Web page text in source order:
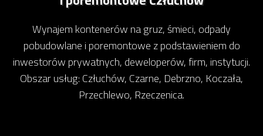
Wynajem kontenerów na gruz, śmieci, odpady
pobudowlane i poremontowe z podstawieniem do
inwestorów prywatnych, deweloperów, firm, instytucji.
Obszar usług: Człuchów, Czarne, Debrzno, Koczała,
Przechlewo, Rzeczenica.